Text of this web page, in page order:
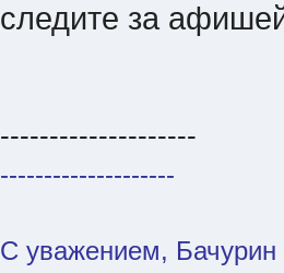
следите за
--------------------
--------------------
С уважением,